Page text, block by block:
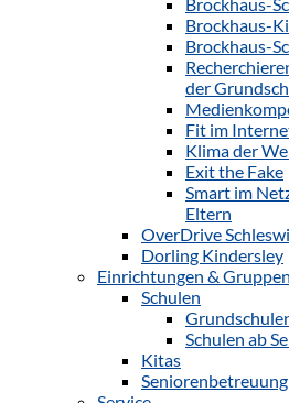
Brockhaus-
Brockhaus-
der
Fit im
Klima der
Exit the Fake
Smart im
Eltern
OverDrive
Dorling Kindersley
Einrichtungen & Gruppen
Schulen
Schulen ab
Kitas
Seniorenbetreuung